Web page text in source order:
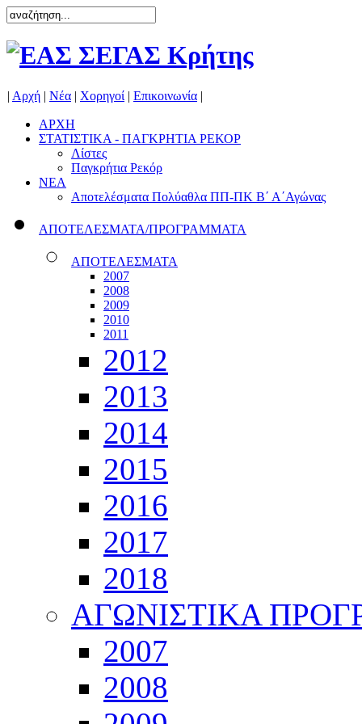
| Αρχή | Νέα | Χορηγοί | Επικοινωνία |
ΑΡΧΗ
ΣΤΑΤΙΣΤΙΚΑ - ΠΑΓΚΡΗΤΙΑ ΡΕΚΟΡ
Λίστες
Παγκρήτια Ρεκόρ
ΝΕΑ
Αποτελέσματα Πολύαθλα ΠΠ-ΠΚ Β΄ Α΄Αγώνας
ΑΠΟΤΕΛΕΣΜΑΤΑ/ΠΡΟΓΡΑΜΜΑΤΑ
ΑΠΟΤΕΛΕΣΜΑΤΑ
2007
2008
2009
2010
2011
2012
2013
2014
2015
2016
2017
2018
ΑΓΩΝΙΣΤΙΚΑ
2007
2008